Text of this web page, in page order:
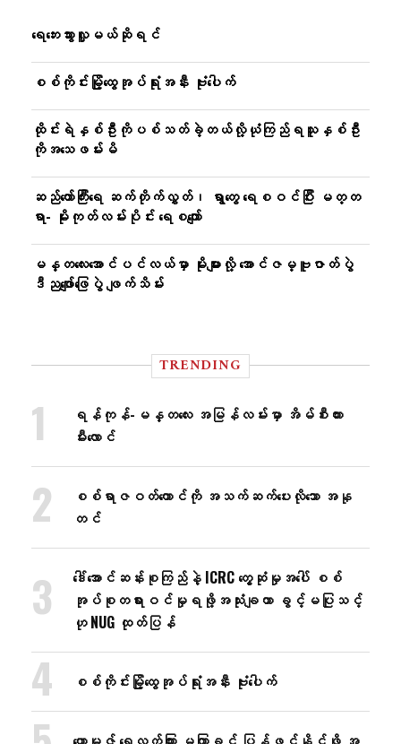
ရေဘေးသွားလှူမယ်ဆိုရင်
စစ်ကိုင်းမြို့ထွေအုပ်ရုံးအနီး ဗုံးပေါက်
ထိုင်းရဲနှစ်ဦးကိုပစ်သတ်ခဲ့တယ်လို့ယုံကြည်ရသူနှစ်ဦး
ကိုအသေဖမ်းမိ
ဆည်တော်ကြီးရေ ဆက်တိုက်လွှတ်၊ ရွာတွေ ရေစဝင်ပြီး မတ္တ
ရာ- မိုးကုတ်လမ်းပိုင်း ရေစကျော်
မန္တလေးအောင်ပင်လယ်မှာ မိုးများလို့ အောင်ဇမ္ဗူဇာတ်ပွဲ
ဒီညဖျော်ဖြေပွဲ ဖျက်သိမ်း
TRENDING
ရန်ကုန်-မန္တလေး အမြန်လမ်းမှာ အိမ်စီးကား
မီးလောင်
စစ်ရာဇဝတ်ကောင်ကို အသက်ဆက်ပေးလိုသော အနု
တင်
ဒေါ်အောင်ဆန်းစုကြည်နဲ့ ICRC တွေ့ဆုံမှုအပေါ် စစ်
အုပ်စုတရားဝင်မှုရဖို့အသုံးချတာ ခွင့်မပြုသင့်
ဟု NUG ထုတ်ပြန်
စစ်ကိုင်းမြို့ထွေအုပ်ရုံးအနီး ဗုံးပေါက်